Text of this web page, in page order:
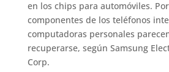
en los chips para automóviles.
componentes de los teléfonos
computadoras personales
recuperarse, según Samsung
Corp.